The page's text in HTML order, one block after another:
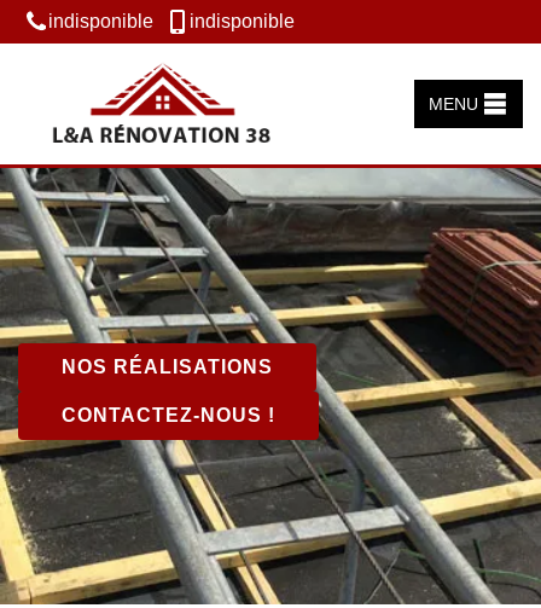
indisponible indisponible
MENU
NOS RÉALISATIONS
CONTACTEZ-NOUS !